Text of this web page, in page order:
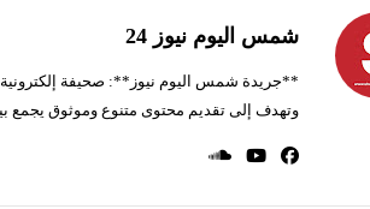
شمس اليوم نيوز 24
**جريدة شمس اليوم نيوز**: صحيفة إلكترونية
وتهدف إلى تقديم محتوى متنوع وموثوق يجمع